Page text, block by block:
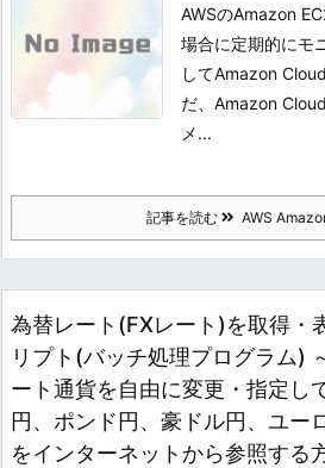
AWSのAmazon
場合に定期的にモ
してAmazon
だ、Amazon
メ...
記事を読む AWS
為替レート(FXレート)を取得・
リプト(バッチ処理プログラム)
ート通貨を自由に変更・指定し
円、ポンド円、豪ドル円、ユー
をインターネットから参照する